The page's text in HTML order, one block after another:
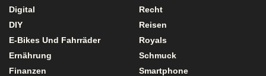
Digital
DIY
E-Bikes Und Fahrräder
Ernährung
Finanzen
Recht
Reisen
Royals
Schmuck
Smartphone